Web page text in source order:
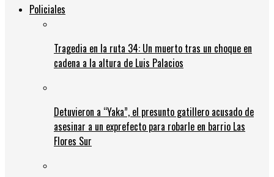
Policiales
Tragedia en la ruta 34: Un muerto tras un choque en
cadena a la altura de Luis Palacios
Detuvieron a “Yaka”, el presunto gatillero acusado de
asesinar a un exprefecto para robarle en barrio Las
Flores Sur